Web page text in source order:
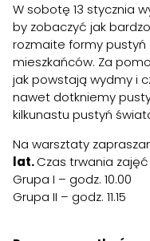
W sobotę 13 stycznia
by zobaczyć jak
rozmaite formy pustyń
mieszkańców. Za
jak powstają wydmy i
nawet dotkniemy
kilkunastu pustyń
Na warsztaty
lat.Czas trwania
Grupa I – godz. 10.00
Grupa II – godz. 11.15